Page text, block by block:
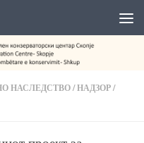
НАСЛЕДСТВО/НАДЗОР/